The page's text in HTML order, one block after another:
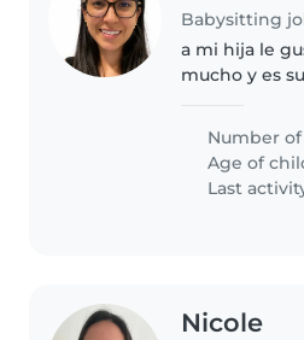
a mi hija le
mucho y es
cuidamos
Number
Age of
Last
Nicole